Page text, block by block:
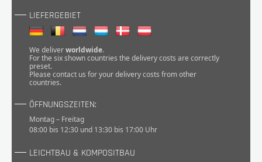
LIEFERGEBIET
We deliverworldwide.
For the six shown countries the delivery costs are correctly
preset.
Please contact us for your delivery costs from other
countries.
ÖFFNUNGSZEITEN:
Montag – Freitag
08:00 bis 12:30 und 13:30 bis 17:00 Uhr
LEICHTBAU & KOMPOSITBAU